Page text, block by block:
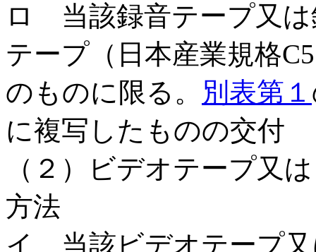
ロ 当該録音テープ又
テープ（日本産業規格
のものに限る。 別表第１
に複写したものの交付
（２）ビデオテープ又
方法
イ 当該ビデオテープ又